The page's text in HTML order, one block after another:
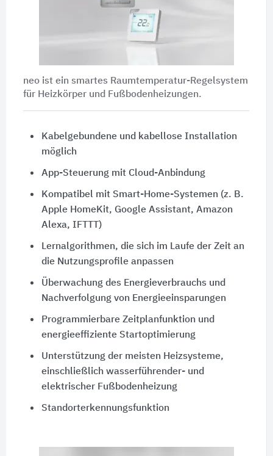
neo ist ein smartes Raumtemperatur-Regelsystem
für Heizkörper und Fußbodenheizungen.
Kabelgebundene und kabellose Installation
möglich
App-Steuerung mit Cloud-Anbindung
Kompatibel mit Smart-Home-Systemen (z. B.
Apple HomeKit, Google Assistant, Amazon
Alexa, IFTTT)
Lernalgorithmen, die sich im Laufe der Zeit an
die Nutzungsprofile anpassen
Überwachung des Energieverbrauchs und
Nachverfolgung von Energieeinsparungen
Programmierbare Zeitplanfunktion und
energieeffiziente Startoptimierung
Unterstützung der meisten Heizsysteme,
einschließlich wasserführender- und
elektrischer Fußbodenheizung
Standorterkennungsfunktion